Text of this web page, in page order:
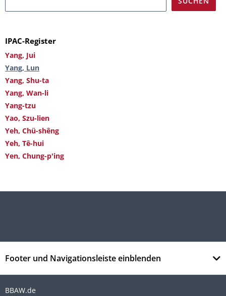
IPAC-Register
Yang, Jui
Yang, Lun
Yang, Shu-ta
Yang, Wan-li
Yang-tzu
Yao, Szu-lien
Yeh, Chü-shêng
Yeh, Tê-hui
Yen, Chung-p'ing
Footer und Navigationsleiste einblenden
BBAW.de